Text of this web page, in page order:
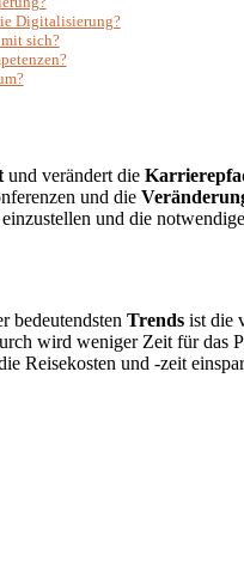
Digitalisierung?
sich?
und verändert die
und die
einzustellen und die
bedeutendsten Trends ist die
wird weniger Zeit für
Reisekosten und -zeit